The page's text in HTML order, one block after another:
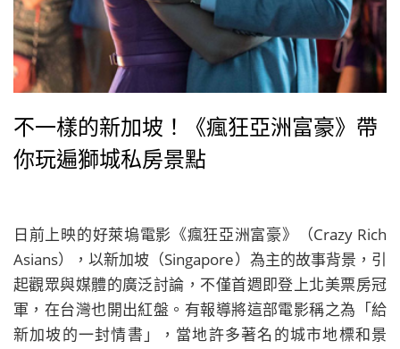
不一樣的新加坡！《瘋狂亞洲富豪》帶
你玩遍獅城私房景點
日前上映的好萊塢電影《瘋狂亞洲富豪》（Crazy Rich
Asians），以新加坡（Singapore）為主的故事背景，引
起觀眾與媒體的廣泛討論，不僅首週即登上北美票房冠
軍，在台灣也開出紅盤。有報導將這部電影稱之為「給
新加坡的一封情書」，當地許多著名的城市地標和景